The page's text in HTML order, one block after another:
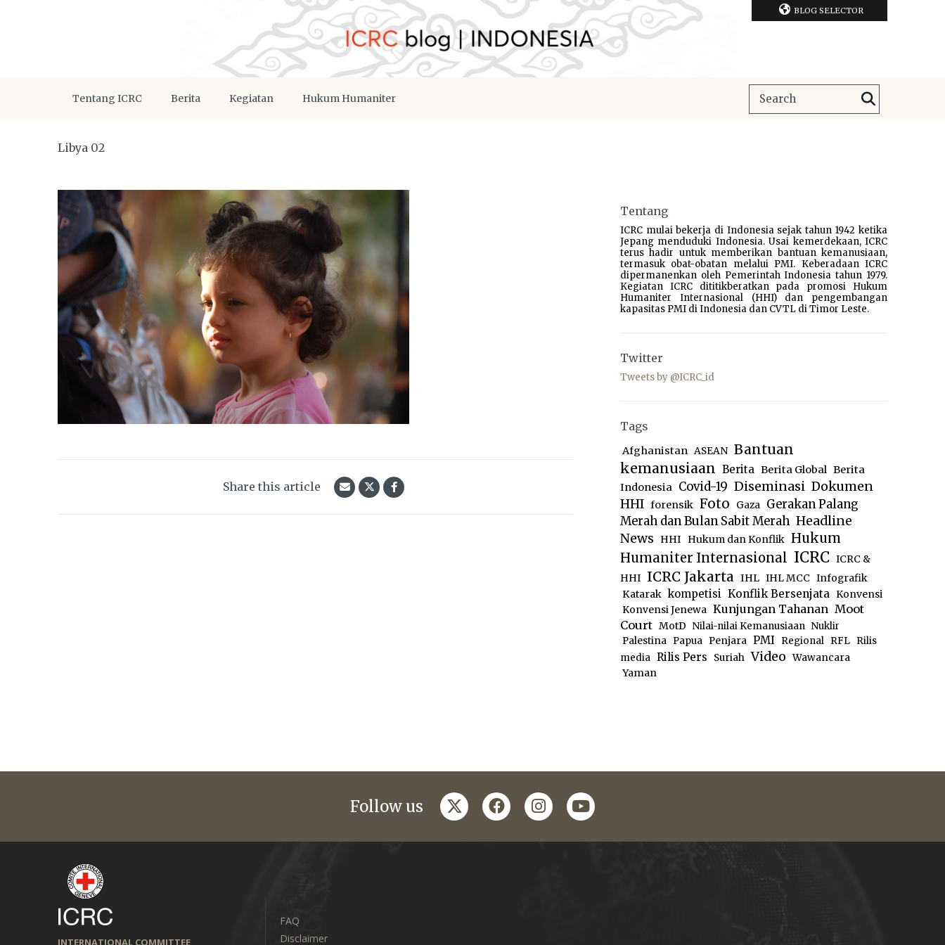
BLOG SELECTOR
Tentang ICRC Berita Kegiatan Hukum Humaniter
Libya 02
Share this article
Tentang
ICRC mulai bekerja di Indonesia sejak tahun 1942 ketika
Jepang menduduki Indonesia. Usai kemerdekaan, ICRC
terus hadir untuk memberikan bantuan kemanusiaan,
termasuk obat-obatan melalui PMI. Keberadaan ICRC
dipermanenkan oleh Pemerintah Indonesia tahun 1979.
Kegiatan ICRC dititikberatkan pada promosi Hukum
Humaniter Internasional (HHI) dan pengembangan
kapasitas PMI di Indonesia dan CVTL di Timor Leste.
Twitter
Tweets by @ICRC_id
Tags
Afghanistan ASEAN Bantuan
kemanusiaan Berita Berita Global Berita
Indonesia Covid-19 Diseminasi Dokumen
HHI forensik Foto Gaza Gerakan Palang
Merah dan Bulan Sabit Merah Headline
News
HHI Hukum dan Konflik Hukum
Humaniter Internasional ICRC ICRC &
HHI ICRC Jakarta IHL IHL MCC Infografik
Katarak kompetisi Konflik Bersenjata Konvensi
Konvensi Jenewa Kunjungan Tahanan Moot
Court MotD Nilai-nilai Kemanusiaan Nuklir
Palestina
Papua Penjara PMI Regional RFL
Rilis
media Rilis Pers Suriah Video Wawancara
Yaman
Follow us twitterfacebookinstagram
youtube
INTERNATIONAL COMMITTEE
FAQ
Disclaimer